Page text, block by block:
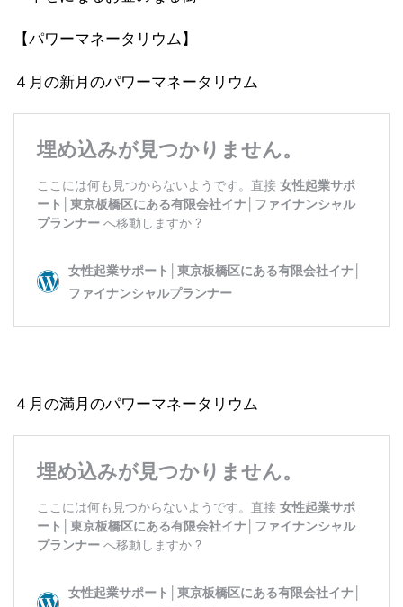
【パワーマネータリウム】
４月の新月のパワーマネータリウム
４月の満月のパワーマネータリウム